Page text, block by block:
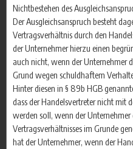
Nichtbestehen des
Der Ausgleichsanspruch besteht
Vertragsverhältnis durch den
der Unternehmer hierzu einen
auch nicht, wenn der Unternehmer
Grund wegen schuldhaftem
Hinter diesen in § 89b HGB
dass der Handelsvertreter nicht mit
werden soll, wenn der
Vertragsverhältnisses im Grunde
hat der Unternehmer, wenn der